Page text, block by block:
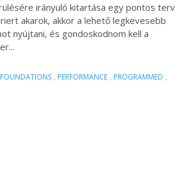
irányuló kitartása egy pontos terv
akarok, akkor a lehető legkevesebb
nyújtani, és gondoskodnom kell a
FOUNDATIONS , PERFORMANCE , PROGRAMMED ,